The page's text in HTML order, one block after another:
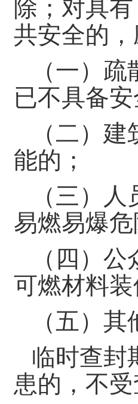
除；对具
共安全的
（一）
已不具备
（二）
能的；
（三）
易燃易爆危
（四）
可燃材料
（五）
临时查封
患的，不